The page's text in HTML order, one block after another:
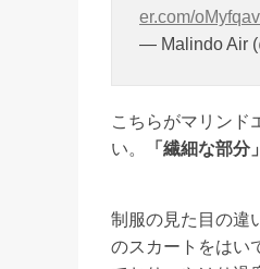
er.com/
— Malindo Air
こちらがマリンド
い。
「繊細な部
制服の見た目の違
のスカートをはい